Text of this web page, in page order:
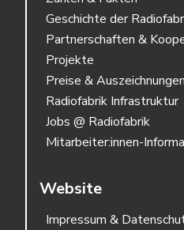
Geschichte der
Partnerschaften &
Projekte
Preise & Auszeichnungen
Radiofabrik Infrastruktur
Jobs @ Radiofabrik
Mitarbeiter:innen-
Website
Impressum &